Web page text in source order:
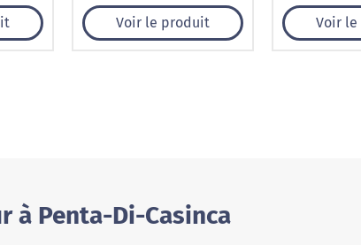
Voir le produit Voir
à Penta-Di-Casinca